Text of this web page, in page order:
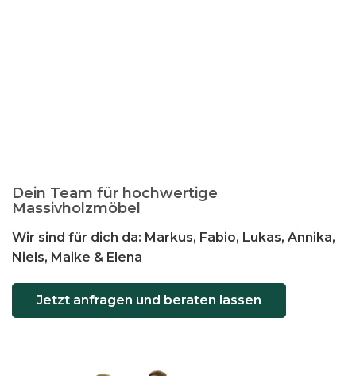
Dein Team für hochwertige
Massivholzmöbel
Wir sind für dich da: Markus, Fabio, Lukas, Annika,
Niels, Maike & Elena
Jetzt anfragen und beraten lassen